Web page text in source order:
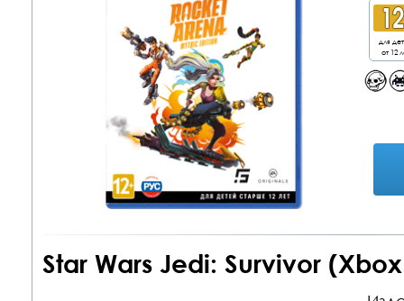
для
от 12
Star Wars Jedi: Survivor